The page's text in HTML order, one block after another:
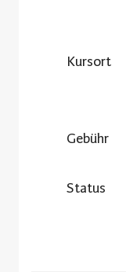
Kursort
Gebühr
Status